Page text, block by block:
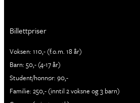
Billettpriser
Voksen: 110,- (f.o.m. 18 år)
Barn: 50,- (4-17 år)
Student/honnør: 90,-
Familie: 250,- (inntil 2 voksne og 3 barn)